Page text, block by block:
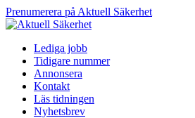
Prenumerera på Aktuell Säkerhet
Lediga jobb
Tidigare nummer
Annonsera
Kontakt
Läs tidningen
Nyhetsbrev